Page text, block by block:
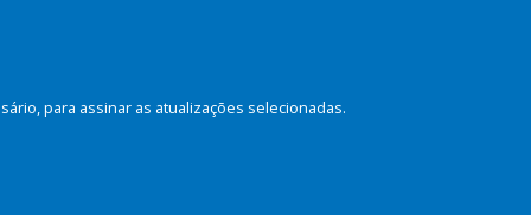
para assinar as atualizações selecionadas.